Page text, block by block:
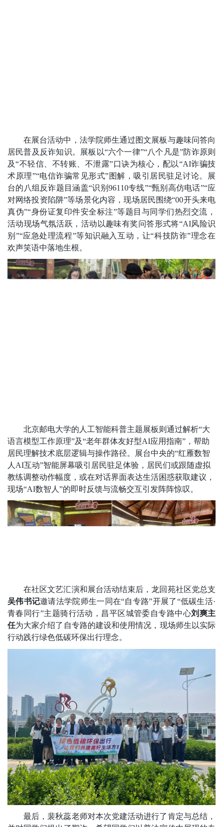
在展台活动中，法学院师生通过图文展板与趣味问答向
居民普及反诈知识。展板以“六个一律”“八个凡是”防诈原则
及“不轻信、不转账、不泄露”口诀为核心，配以“AI诈骗技
术原理”“电信诈骗常见形式”图解，吸引居民驻足讨论。展
台的八组反诈题目涵盖“识别96110专线”“甄别高仿电话”“应
对网络投资陷阱”等场景化内容，现场居民围绕“00开头来电
真伪”“身份证复印件安全标注”等题目与同学们热烈交流，
活动现场气氛活跃，活动以趣味有奖问答形式将“AI风险识
别”“应急处理流程”等知识融入互动，让“科技防诈”理念在
欢声笑语中落地生根。
北京邮电大学的人工智能科普主题展板则通过解析“大
语言模型工作原理”及“老年群体友好型AI应用指南”，帮助
居民理解技术底层逻辑与操作路径。展台中央的“红雁数智
人AI互动”智能屏幕吸引居民驻足体验，居民们或跟随虚拟
教练调整动作幅度，或在对话界面表达生活困惑获取建议，
现场“AI数智人”的即时反馈与流畅交互引发阵阵惊叹。
在社区文艺汇演和展台活动结束后，龙回苑社区党总支
吴伟书记邀请法学院师生一同在“自专路”开展了“低碳生活·
青春同行”主题骑行活动，昌平区城管委自专路中心刘爽主
任为大家介绍了 自专路的建设和使用情况，现场师生以实际
行动践行绿色低碳环保出行理念。
最后，裴秋蕊老师对本次党建活动进行了肯定与总结，